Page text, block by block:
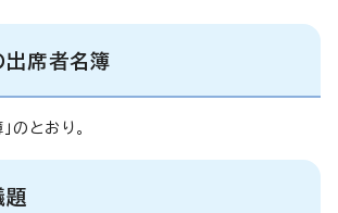
席者名簿
のとおり。